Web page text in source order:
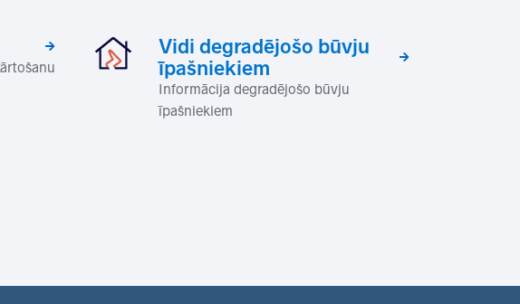
Vidi degradējošo būvju
īpašniekiem
Informācija degradējošo būvju
īpašniekiem